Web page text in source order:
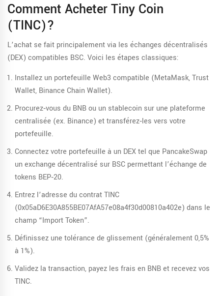
Comment AcheterTiny Coin
(TINC)?
L’achat se fait principalement via les échanges décentralisés
(DEX) compatibles BSC. Voici les étapes classiques:
Installez un portefeuille Web3 compatible (MetaMask, Trust
Wallet, Binance Chain Wallet).
Procurez‑vous du BNB ou un stablecoin sur une plateforme
centralisée (ex. Binance) et transférez‑les vers votre
portefeuille.
Connectez votre portefeuille à un DEX tel que PancakeSwap
un exchange décentralisé sur BSC permettant l’échange de
tokens BEP‑20.
Entrez l’adresse du contrat TINC
(0x05aD6E30A855BE07AfA57e08a4f30d00810a402e) dans le
champ “Import Token”.
Définissez une tolérance de glissement (généralement 0,5%
à 1%).
Validez la transaction, payez les frais en BNB et recevez vos
TINC.